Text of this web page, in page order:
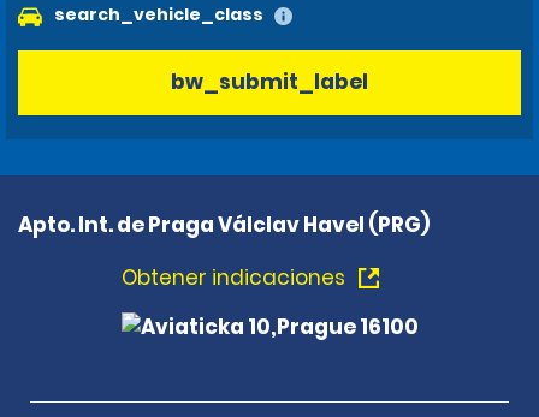
search_vehicle_class
bw_submit_label
Apto. Int. de Praga Válclav Havel (PRG)
Obtener indicaciones